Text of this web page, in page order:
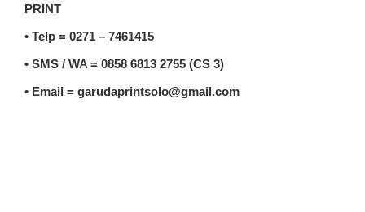
PRINT
• Telp = 0271 – 7461415
• SMS / WA = 0858 6813 2755 (CS 3)
• Email = garudaprintsolo@gmail.com